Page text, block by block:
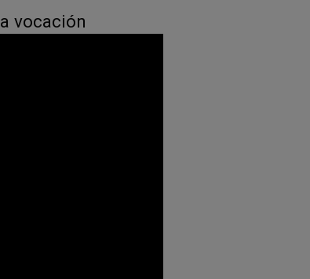
vocación